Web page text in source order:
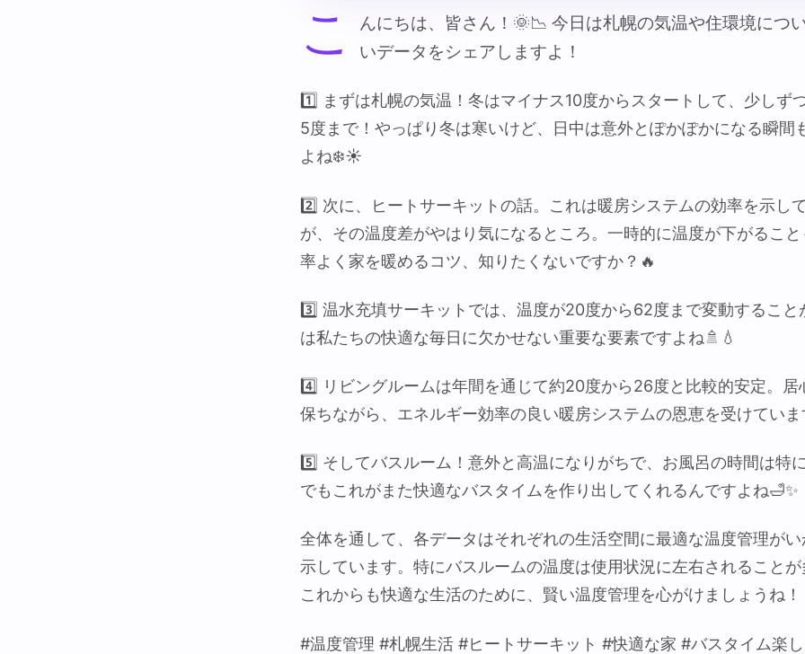
こ
んにちは、皆さん！🌞📉 今日は札幌の気温や住環境につ
いデータをシェアしますよ！
1️⃣ まずは札幌の気温！冬はマイナス10度からスタートして、少しず
5度まで！やっぱり冬は寒いけど、日中は意外とぽかぽかになる瞬間
よね❄️☀️
2️⃣ 次に、ヒートサーキットの話。これは暖房システムの効率を示し
が、その温度差がやはり気になるところ。一時的に温度が下がるこ
率よく家を暖めるコツ、知りたくないですか？🔥
3️⃣ 温水充填サーキットでは、温度が20度から62度まで変動すること
は私たちの快適な毎日に欠かせない重要な要素ですよね🚿💧
4️⃣ リビングルームは年間を通じて約20度から26度と比較的安定。居
保ちながら、エネルギー効率の良い暖房システムの恩恵を受けてい
5️⃣ そしてバスルーム！意外と高温になりがちで、お風呂の時間は特
でもこれがまた快適なバスタイムを作り出してくれるんですよね🛁✨
全体を通して、各データはそれぞれの生活空間に最適な温度管理が
示しています。特にバスルームの温度は使用状況に左右されること
これからも快適な生活のために、賢い温度管理を心がけましょうね！
#温度管理 #札幌生活 #ヒートサーキット #快適な家 #バスタイム楽